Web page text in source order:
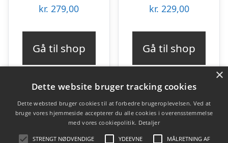
kr. 279,00
Gå til shop
kr. 229,00
Gå til shop
Varekategorier
Produkter
×
Dette website bruger tracking cookies
Dette websted bruger cookies til at forbedre brugeroplevelsen. Ved at
bruge vores hjemmeside accepterer du alle cookies i overensstemmelse
med vores cookiepolitik. Detaljer
STRENGT NØDVENDIGE YDEEVNE MÅLRETNING AF